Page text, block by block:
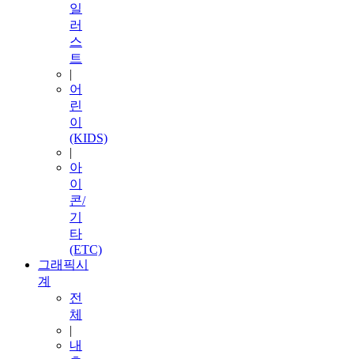
일
러
스
트
|
어
린
이
(KIDS)
|
아
이
콘/
기
타
(ETC)
그래픽시
계
전
체
|
내